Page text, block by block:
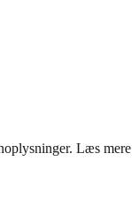
Læs mere